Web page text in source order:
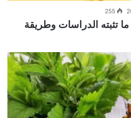
255
تثبته الدراسات وطريقة